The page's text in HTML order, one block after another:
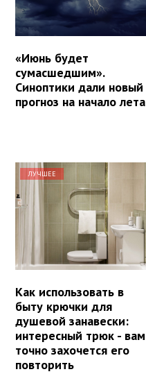
«Июнь будет
сумасшедшим».
Синоптики дали новый
прогноз на начало лета
ЛУЧШЕЕ
Как использовать в
быту крючки для
душевой занавески:
интересный трюк - вам
точно захочется его
повторить